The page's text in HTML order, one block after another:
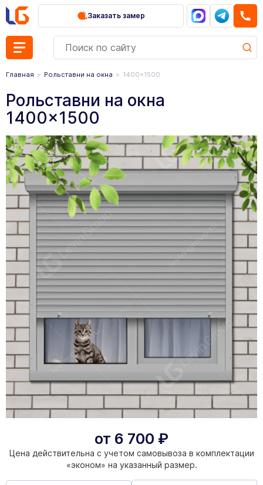
Заказать замер
Главная Рольставни на окна 1400×1500
Рольставни на окна
1400×1500
от 6 700 ₽
Цена действительна с учетом самовывоза в комплектации
«эконом» на указанный размер.